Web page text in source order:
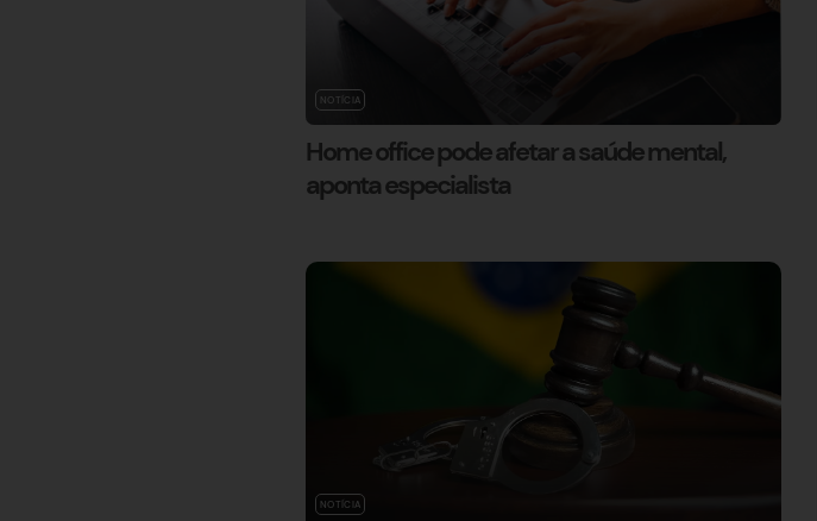
NOTÍCIA
Home office pode afetar a saúde mental,
aponta especialista
NOTÍCIA